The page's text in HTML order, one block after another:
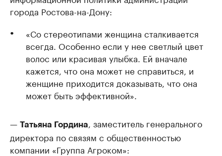
города Ростова-на-Дону:
«Со стереотипами женщина сталкивается
всегда. Особенно если у нее светлый цвет
волос или красивая улыбка. Ей вначале
кажется, что она может не справиться, и
женщине приходится доказывать, что она
может быть эффективной».
— Татьяна Гордина
, заместитель генерального
директора по связям с общественностью
компании «Группа Агроком»: